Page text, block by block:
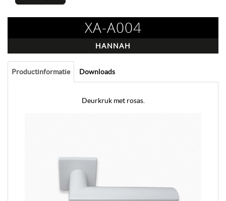
XA-A004
HANNAH
Productinformatie Downloads
Deurkruk met rosas.